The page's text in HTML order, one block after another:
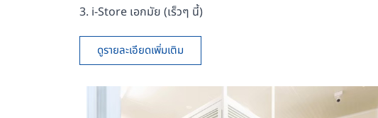
3. i-Store เอกมัย (เร็วๆ นี้)
ดูรายละเอียดเพิ่มเติม